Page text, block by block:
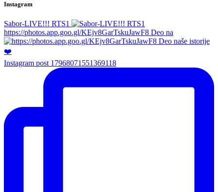
Instagram
Sabor-LIVE!!! RTS1
https://photos.app.goo.gl/KEjv8GarTskuJawF8 Deo na
Instagram post 17968071551369118